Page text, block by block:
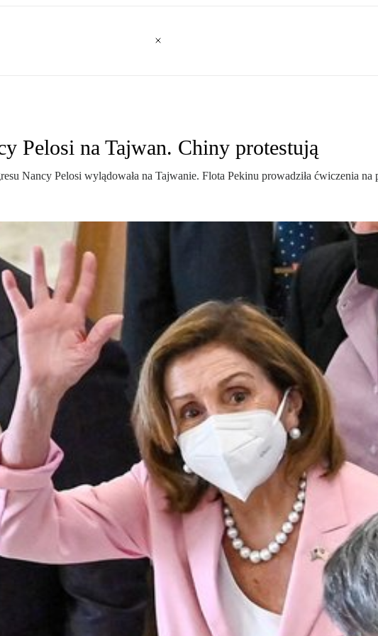
Pelosi na Tajwan. Chiny protestują
Nancy Pelosi wylądowała na Tajwanie. Flota Pekinu prowadziła ćwiczenia na